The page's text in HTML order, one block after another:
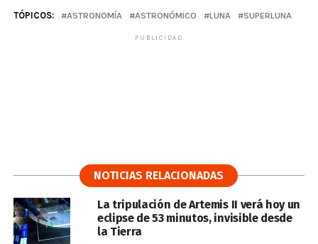
TÓPICOS: ASTRONOMÍA ASTRONÓMICO LUNA SUPERLUNA
PUBLICIDAD
NOTICIAS RELACIONADAS
La tripulación de Artemis II verá hoy un
eclipse de 53 minutos, invisible desde
la Tierra